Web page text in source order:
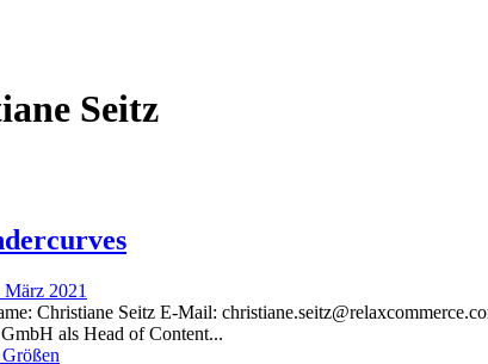
Seitz
März 2021
Christiane Seitz E-Mail:
als Head of Content...